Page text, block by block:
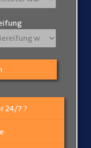
24/7 ?